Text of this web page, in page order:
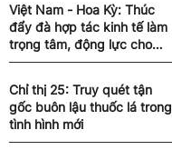
Việt Nam - Hoa Kỳ: Thúc
đẩy đà hợp tác kinh tế làm
trọng tâm, động lực cho
quan hệ song phương
Chỉ thị 25: Truy quét tận
gốc buôn lậu thuốc lá trong
tình hình mới